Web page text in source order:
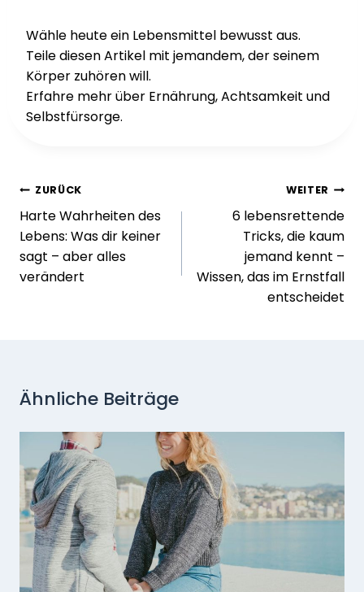
Wähle heute ein Lebensmittel bewusst aus.
Teile diesen Artikel mit jemandem, der seinem
Körper zuhören will.
Erfahre mehr über Ernährung, Achtsamkeit und
Selbstfürsorge.
Beitragsnavigation
ZURÜCK
Harte Wahrheiten des
Lebens: Was dir keiner
sagt – aber alles
verändert
WEITER
6 lebensrettende
Tricks, die kaum
jemand kennt –
Wissen, das im Ernstfall
entscheidet
Ähnliche Beiträge